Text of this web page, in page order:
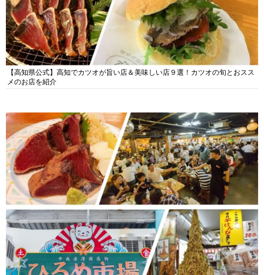
【高知県公式】高知でカツオが旨い店＆美味しい店９選！カツオの旬とおスス
メのお店を紹介